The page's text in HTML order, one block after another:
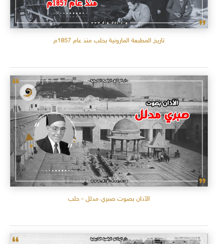
تاريخ المطبعة المارونية بحلب منذ عام 1857م
الآذان بصوت صبري مدلل - حلب